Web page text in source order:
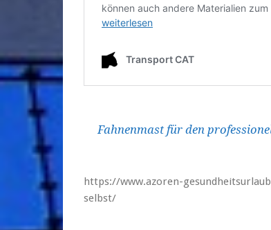
Fahnenmast für den
https://www.azoren-
selbst/